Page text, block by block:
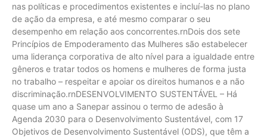
nas políticas e procedimentos existentes e incluí-las no plano
de ação da empresa, e até mesmo comparar o seu
desempenho em relação aos concorrentes.rnDois dos sete
Princípios de Empoderamento das Mulheres são estabelecer
uma liderança corporativa de alto nível para a igualdade entre
gêneros e tratar todos os homens e mulheres de forma justa
no trabalho – respeitar e apoiar os direitos humanos e a não
discriminação.rnDESENVOLVIMENTO SUSTENTÁVEL – Há
quase um ano a Sanepar assinou o termo de adesão à
Agenda 2030 para o Desenvolvimento Sustentável, com 17
Objetivos de Desenvolvimento Sustentável (ODS), que têm a